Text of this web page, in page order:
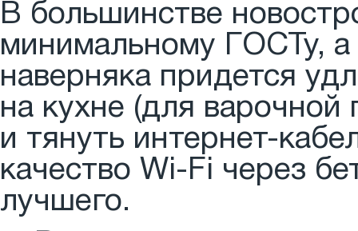
В большинстве
минимальному ГОСТу,
наверняка придется
на кухне (для варочной
и тянуть интернет-
качество Wi-Fi через
лучшего.